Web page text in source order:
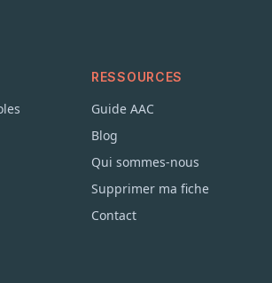
RESSOURCES
Guide AAC
Blog
Qui sommes-nous
Supprimer ma fiche
Contact